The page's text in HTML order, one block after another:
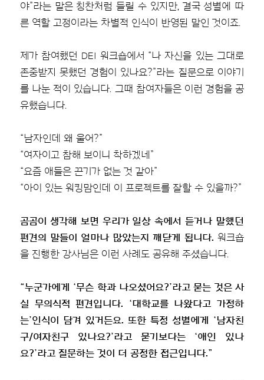
야”라는 말은 칭찬처럼 들릴 수 있지만, 결국 성별에 따
른 역할 고정이라는 차별적 인식이 반영된 말인 것이죠.
제가 참여했던 DEI 워크숍에서 “나 자신을 있는 그대로
존중받지 못했던 경험이 있나요?”라는 질문으로 이야기
를 나눈 적이 있습니다. 그때 참여자들은 이런 경험을 공
유했습니다.
“남자인데 왜 울어?”
“여자이고 참해 보이니 착하겠네”
“요즘 애들은 끈기가 없는 것 같아”
“아이 있는 워킹맘인데 이 프로젝트를 잘할 수 있을까?”
곰곰이 생각해 보면 우리가 일상 속에서 듣거나 말했던
편견의 말들이 얼마나 많았는지 깨닫게 됩니다. 워크숍
을 진행한 강사님은 이런 사례도 공유해 주셨습니다.
“누군가에게 ‘무슨 학과 나오셨어요?’라고 묻는 것은 사
실 무의식적 편견입니다. ‘대학교를 나왔다고 가정하
는’인식이 담겨 있거든요. 또한 특정 성별에게 ‘남자친
구/여자친구 있나요?’라고 묻기보다는 ‘애인 있나
요?’라고 질문하는 것이 더 공정한 접근입니다.”